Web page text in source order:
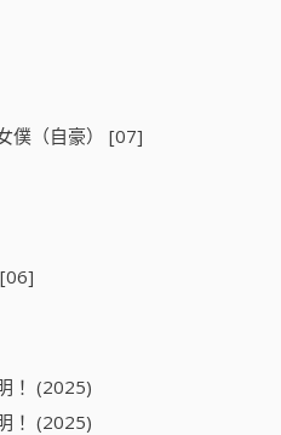
僕（自豪） [07]
！ (2025)
！ (2025)